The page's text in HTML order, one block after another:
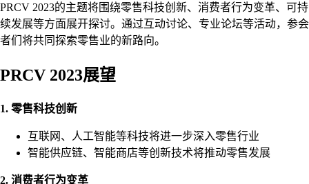
PRCV 2023的主题将围绕零售科技创新、消费者行为变革、可持
续发展等方面展开探讨。通过互动讨论、专业论坛等活动，参会
者们将共同探索零售业的新路向。
PRCV 2023展望
1. 零售科技创新
互联网、人工智能等科技将进一步深入零售行业
智能供应链、智能商店等创新技术将推动零售发展
2. 消费者行为变革